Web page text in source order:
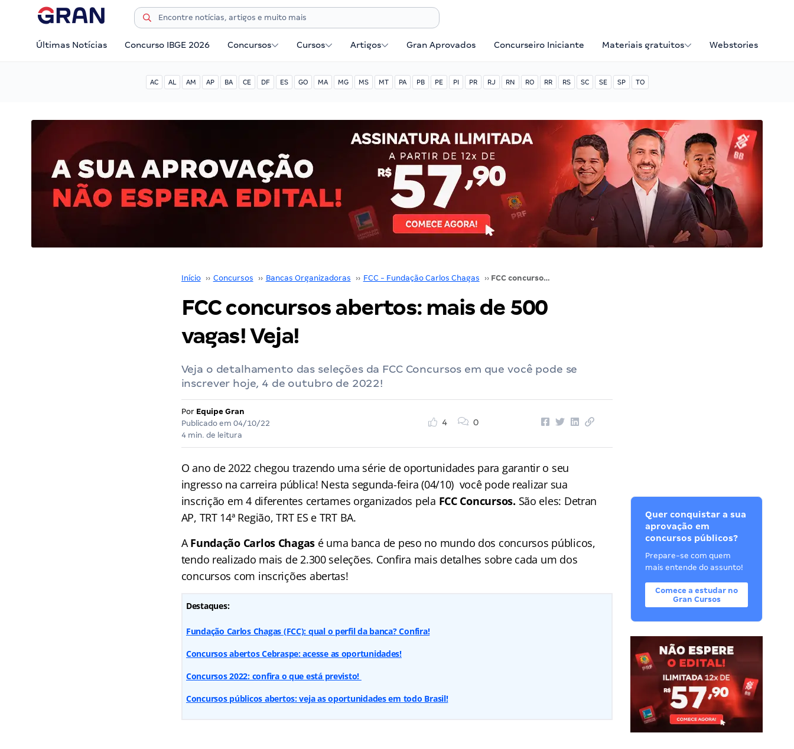
Últimas Notícias Concurso IBGE 2026 Concursos Cursos Artigos Gran Aprovados Concurseiro Iniciante Materiais gratuitos Webstories
AC AL AM AP BA CE DF ES GO MA MG MS MT PA PB PE PI PR RJ RN RO RR RS SC SE SP TO
Início ›› Concursos ›› Bancas Organizadoras ›› FCC - Fundação Carlos Chagas ›› FCC concursos abertos: mais de 500 vagas! Veja!
FCC concursos abertos: mais de 500
vagas! Veja!
Veja o detalhamento das seleções da FCC Concursos em que você pode se
inscrever hoje, 4 de outubro de 2022!
Por Equipe Gran
Publicado em 04/10/22
4 min. de leitura
4 0
O ano de 2022 chegou trazendo uma série de oportunidades para garantir o seu
ingresso na carreira pública! Nesta segunda-feira (04/10) você pode realizar sua
inscrição em 4 diferentes certames organizados pela FCC Concursos. São eles: Detran
AP, TRT 14ª Região, TRT ES e TRT BA.
AFundação Carlos Chagas é uma banca de peso no mundo dos concursos públicos,
tendo realizado mais de 2.300 seleções. Confira mais detalhes sobre cada um dos
concursos com inscrições abertas!
Destaques:
Fundação Carlos Chagas (FCC): qual o perfil da banca? Confira!
Concursos abertos Cebraspe: acesse as oportunidades!
Concursos 2022: confira o que está previsto!
Concursos públicos abertos: veja as oportunidades em todo Brasil!
Quer conquistar a sua
aprovação em
concursos públicos?
Prepare-se com quem
mais entende do assunto!
Comece a estudar no
Gran Cursos